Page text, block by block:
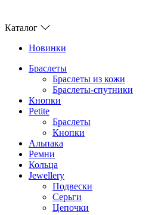
Каталог
Новинки
Браслеты
Браслеты из кожи
Браслеты-спутники
Кнопки
Petite
Браслеты
Кнопки
Альпака
Ремни
Кольца
Jewellery
Подвески
Серьги
Цепочки